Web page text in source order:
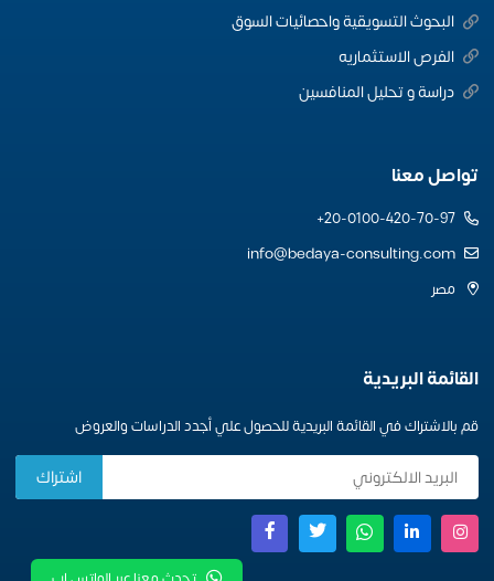
البحوث التسويقية واحصائيات السوق
الفرص الاستثماريه
دراسة و تحليل المنافسين
تواصل معنا
20-0100-420-70-97+
info@bedaya-consulting.com
مصر
القائمة البريدية
قم بالاشتراك في القائمة البريدية للحصول علي أجدد الدراسات والعروض